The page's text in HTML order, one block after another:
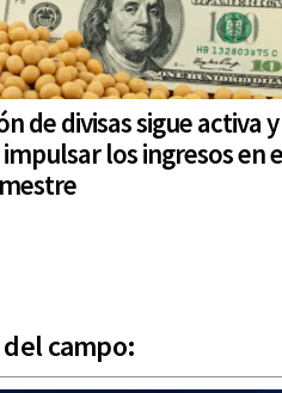
de divisas sigue activa
los ingresos en
campo: